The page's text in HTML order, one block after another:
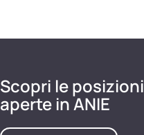
Scopri le posizioni
aperte in ANIE